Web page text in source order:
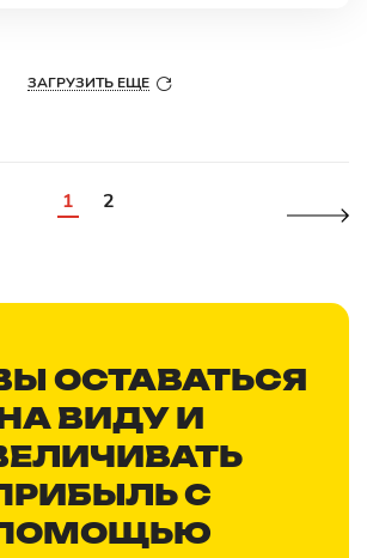
ЗАГРУЗИТЬ ЕЩЕ
1 2
ОСТАВАТЬСЯ
НА ВИДУ И
С